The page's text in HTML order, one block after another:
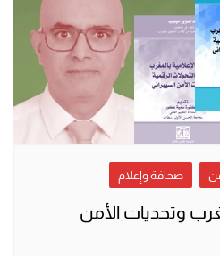
صحافة وإعلام
وتحديات الأمن